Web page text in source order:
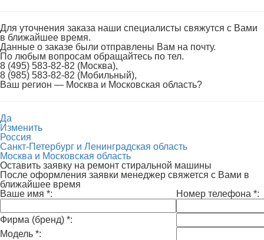
Для уточнения заказа наши специалисты свяжутся с Вами
в ближайшее время.
Данные о заказе были отправлены Вам на почту.
По любым вопросам обращайтесь по тел.
8 (495) 583-82-82 (Москва),
8 (985) 583-82-82 (Мобильный),
Ваш регион — Москва и Московская область?
Да
Изменить
Россия
Санкт-Петербург и Ленинградская область
Москва и Московская область
Оставить заявку на ремонт стиральной машины
После оформления заявки менеджер свяжется с Вами в
ближайшее время
Ваше имя *: Номер телефона *:
Фирма (бренд) *:
Модель *: